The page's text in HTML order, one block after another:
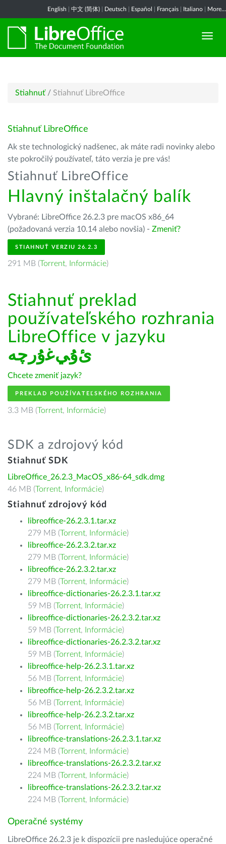
English 中文 (简体) Deutsch Español Français Italiano More...
Stiahnuť / Stiahnuť LibreOffice
Stiahnuť LibreOffice
Ak ste technologický nadšenec, ak máte radi novinky alebo
ste pokročilý používateľ, táto verzia je pre vás!
Stiahnuť LibreOffice
Hlavný inštalačný balík
Vybrané: LibreOffice 26.2.3 pre macOS x86_64
(požadovaná verzia 10.14 alebo novšia) - Zmeniť?
STIAHNUŤ VERZIU 26.2.3
291 MB (Torrent, Informácie)
Stiahnuť preklad
používateľského rozhrania
LibreOffice v jazyku
ﺉۇﻲﻏۇﺭچە
Chcete zmeniť jazyk?
PREKLAD POUŽÍVATEĽSKÉHO ROZHRANIA
3.3 MB (Torrent, Informácie)
SDK a zdrojový kód
Stiahnuť SDK
LibreOffice_26.2.3_MacOS_x86-64_sdk.dmg
46 MB (Torrent, Informácie)
Stiahnuť zdrojový kód
libreoffice-26.2.3.1.tar.xz
279 MB (Torrent, Informácie)
libreoffice-26.2.3.2.tar.xz
279 MB (Torrent, Informácie)
libreoffice-26.2.3.2.tar.xz
279 MB (Torrent, Informácie)
libreoffice-dictionaries-26.2.3.1.tar.xz
59 MB (Torrent, Informácie)
libreoffice-dictionaries-26.2.3.2.tar.xz
59 MB (Torrent, Informácie)
libreoffice-dictionaries-26.2.3.2.tar.xz
59 MB (Torrent, Informácie)
libreoffice-help-26.2.3.1.tar.xz
56 MB (Torrent, Informácie)
libreoffice-help-26.2.3.2.tar.xz
56 MB (Torrent, Informácie)
libreoffice-help-26.2.3.2.tar.xz
56 MB (Torrent, Informácie)
libreoffice-translations-26.2.3.1.tar.xz
224 MB (Torrent, Informácie)
libreoffice-translations-26.2.3.2.tar.xz
224 MB (Torrent, Informácie)
libreoffice-translations-26.2.3.2.tar.xz
224 MB (Torrent, Informácie)
Operačné systémy
LibreOffice 26.2.3 je k dispozícii pre nasledujúce operačné